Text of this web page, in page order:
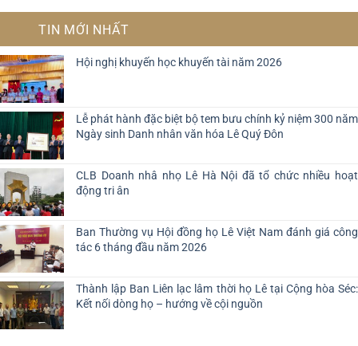
TIN MỚI NHẤT
Hội nghị khuyến học khuyến tài năm 2026
Lễ phát hành đặc biệt bộ tem bưu chính kỷ niệm 300 năm
Ngày sinh Danh nhân văn hóa Lê Quý Đôn
CLB Doanh nhâ nhọ Lê Hà Nội đã tổ chức nhiều hoạt
động tri ân
Ban Thường vụ Hội đồng họ Lê Việt Nam đánh giá công
tác 6 tháng đầu năm 2026
Thành lập Ban Liên lạc lâm thời họ Lê tại Cộng hòa Séc:
Kết nối dòng họ – hướng về cội nguồn